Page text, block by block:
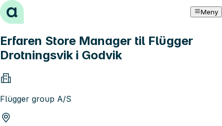
Hopp til innhold Meny
Erfaren Store Manager til Flügger
Drotningsvik i Godvik
Flügger group A/S